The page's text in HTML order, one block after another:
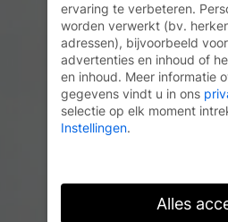
ervaring te verbeteren.
worden verwerkt (bv.
adressen), bijvoorbeeld
advertenties en inhoud of
en inhoud. Meer informatie
gegevens vindt u in ons
selectie op elk moment
Instellingen.
Alles